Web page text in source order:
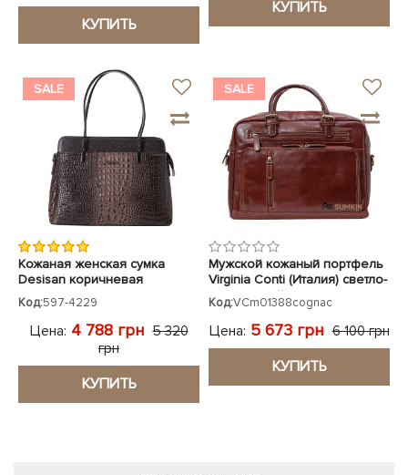
КУПИТЬ
КУПИТЬ
SALE
Кожаная женская сумка
Desisan коричневая
Код:597-4229
Цена: 4 788 грн 5 320
грн
КУПИТЬ
SALE
Мужской кожаный портфель
Virginia Conti (Италия) светло-
коричневый
VCm01388cognac
Код:VCm01388cognac
Цена: 5 673 грн 6 100 грн
КУПИТЬ